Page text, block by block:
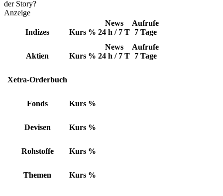
der Story?
Anzeige
Indizes Kurs %
News
24 h / 7 T
Aufrufe
7 Tage
Aktien Kurs %
News
24 h / 7 T
Aufrufe
7 Tage
Xetra-Orderbuch
Fonds Kurs %
Devisen Kurs %
Rohstoffe Kurs %
Themen Kurs %